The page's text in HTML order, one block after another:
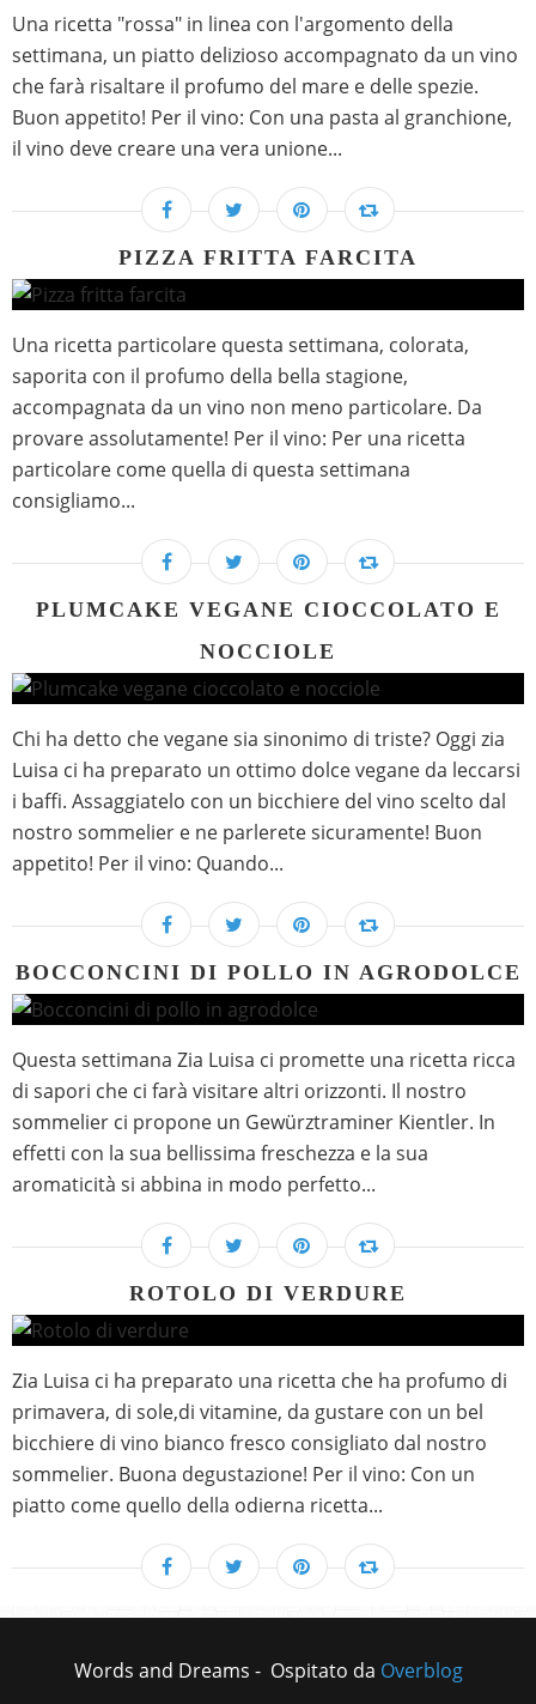
Una ricetta "rossa" in linea con l'argomento della
settimana, un piatto delizioso accompagnato da un vino
che farà risaltare il profumo del mare e delle spezie.
Buon appetito! Per il vino: Con una pasta al granchione,
il vino deve creare una vera unione...
PIZZA FRITTA FARCITA
Una ricetta particolare questa settimana, colorata,
saporita con il profumo della bella stagione,
accompagnata da un vino non meno particolare. Da
provare assolutamente! Per il vino: Per una ricetta
particolare come quella di questa settimana
consigliamo...
PLUMCAKE VEGANE CIOCCOLATO E
NOCCIOLE
Chi ha detto che vegane sia sinonimo di triste? Oggi zia
Luisa ci ha preparato un ottimo dolce vegane da leccarsi
i baffi. Assaggiatelo con un bicchiere del vino scelto dal
nostro sommelier e ne parlerete sicuramente! Buon
appetito! Per il vino: Quando...
BOCCONCINI DI POLLO IN AGRODOLCE
Questa settimana Zia Luisa ci promette una ricetta ricca
di sapori che ci farà visitare altri orizzonti. Il nostro
sommelier ci propone un Gewürztraminer Kientler. In
effetti con la sua bellissima freschezza e la sua
aromaticità si abbina in modo perfetto...
ROTOLO DI VERDURE
Zia Luisa ci ha preparato una ricetta che ha profumo di
primavera, di sole,di vitamine, da gustare con un bel
bicchiere di vino bianco fresco consigliato dal nostro
sommelier. Buona degustazione! Per il vino: Con un
piatto come quello della odierna ricetta...
Words and Dreams - Ospitato da Overblog